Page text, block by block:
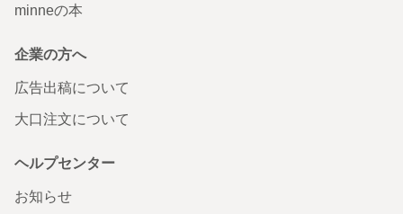
minneの本
企業の方へ
広告出稿について
大口注文について
ヘルプセンター
お知らせ